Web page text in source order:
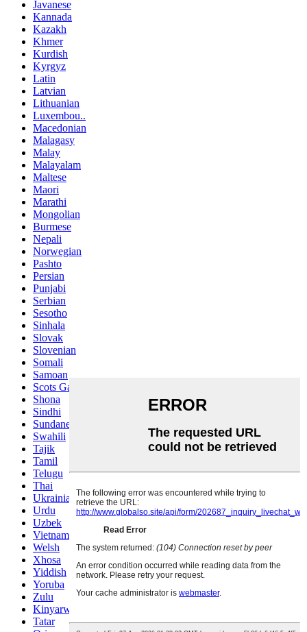
Javanese
Kannada
Kazakh
Khmer
Kurdish
Kyrgyz
Latin
Latvian
Lithuanian
Luxembou..
Macedonian
Malagasy
Malay
Malayalam
Maltese
Maori
Marathi
Mongolian
Burmese
Nepali
Norwegian
Pashto
Persian
Punjabi
Serbian
Sesotho
Sinhala
Slovak
Slovenian
Somali
Samoan
Scots Gaelic
Shona
Sindhi
Sundanese
Swahili
Tajik
Tamil
Telugu
Thai
Ukrainian
Urdu
Uzbek
Vietnamese
Welsh
Xhosa
Yiddish
Yoruba
Zulu
Kinyarwanda
Tatar